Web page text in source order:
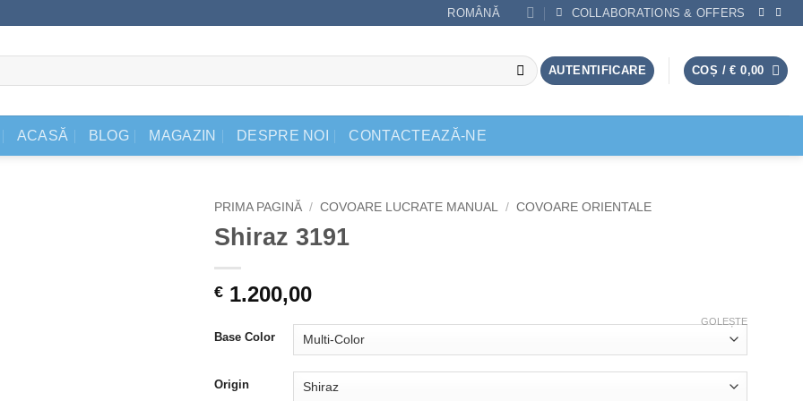
ROMÂNĂ COLLABORATIONS & OFFERS
AUTENTIFICARE COȘ /€ 0,00
ACASĂ BLOG MAGAZIN DESPRE NOI CONTACTEAZĂ-NE
PRIMA PAGINĂ / COVOARE LUCRATE MANUAL / COVOARE ORIENTALE
Shiraz 3191
€ 1.200,00
Base Color
Origin
GOLEȘTE